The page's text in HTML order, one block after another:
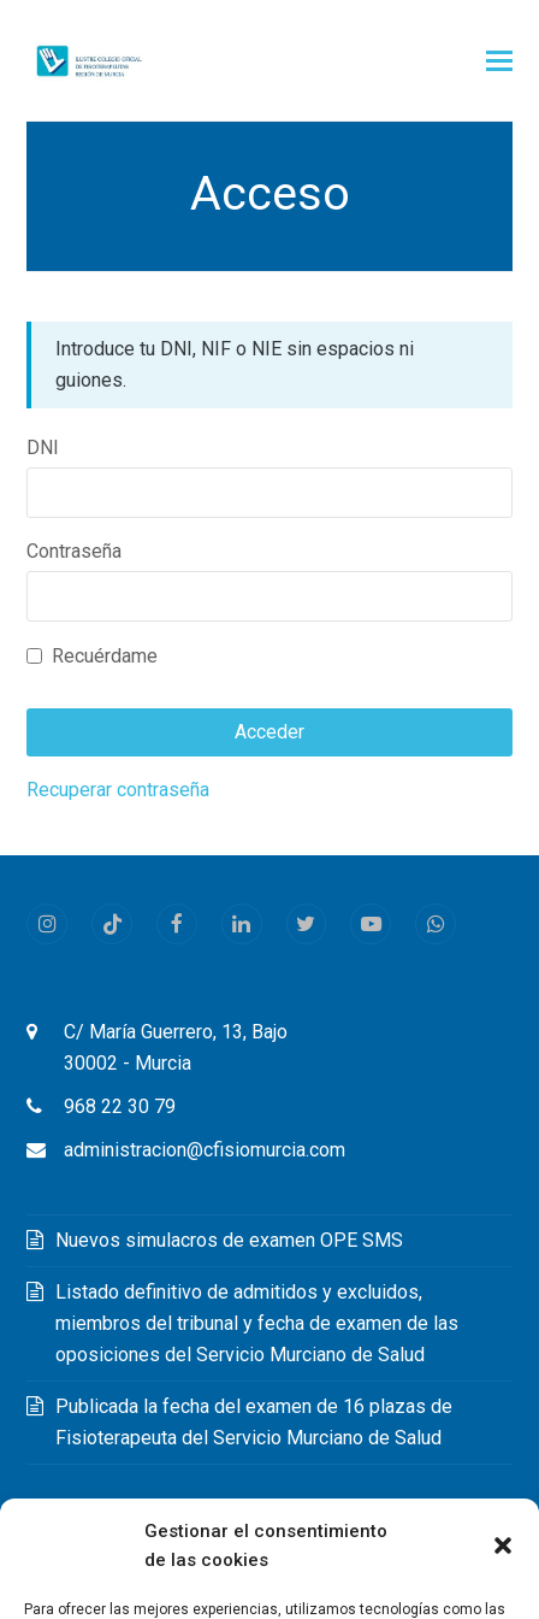
Gestionar el consentimiento
de las cookies
Para ofrecer las mejores experiencias, utilizamos tecnologías como las
Acceso
Introduce tu DNI, NIF o NIE sin espacios ni
guiones.
DNI
Contraseña
Recuérdame
Acceder
This
should
left
Recuperar contraseña
InstagramTiktok FacebookLinkedInTwitterYoutubeWhatsapp
C/ María Guerrero, 13, Bajo
30002 - Murcia
968 22 30 79
administracion@cfisiomurcia.com
Nuevos simulacros de examen OPE SMS
Listado definitivo de admitidos y excluidos,
miembros del tribunal y fecha de examen de las
oposiciones del Servicio Murciano de Salud
Publicada la fecha del examen de 16 plazas de
Fisioterapeuta del Servicio Murciano de Salud